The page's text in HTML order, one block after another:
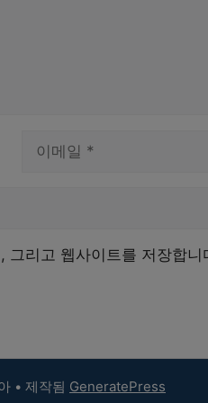
그리고 웹사이트를 저장합니
• 제작됨 GeneratePress